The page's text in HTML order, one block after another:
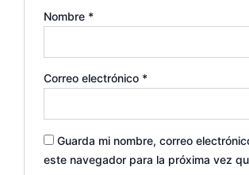
Nombre *
Correo electrónico *
Guarda mi nombre, correo
este navegador para la próxima vez